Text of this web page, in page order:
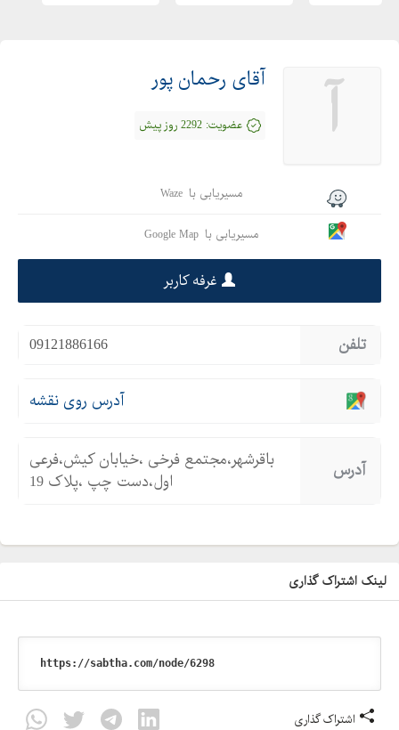
آ آقای رحمان پور
عضویت: 2292 روز پیش
مسیریابی با Waze
مسیریابی با Google Map
غرفه کاربر
تلفن 09121886166
آدرس روی نقشه
آدرس
باقرشهر،مجتمع فرخی ،خیابان کیش،فرعی
اول،دست چپ ،پلاک 19
لینک اشتراک گذاری
اشتراک گذاری